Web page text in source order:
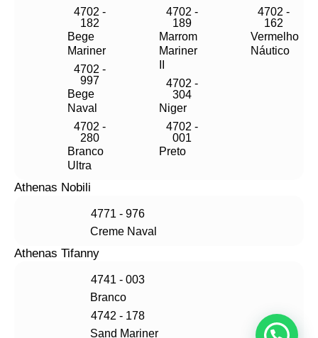
4702 -
182
Bege
Mariner
4702 -
997
Bege
Naval
4702 -
280
Branco
Ultra
4702 -
189
Marrom
Mariner
4702 -
304
Niger
4702 -
001
Preto
4702 -
162
Vermelho
Náutico
Athenas Nobili
4771 - 976
Creme Naval
Athenas Tifanny
4741 - 003
Branco
4742 - 178
Sand Mariner